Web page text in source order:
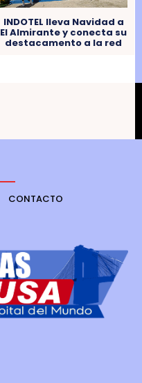
INDOTEL lleva Navidad a
El Almirante y conecta su
destacamento a la red
CONTACTO